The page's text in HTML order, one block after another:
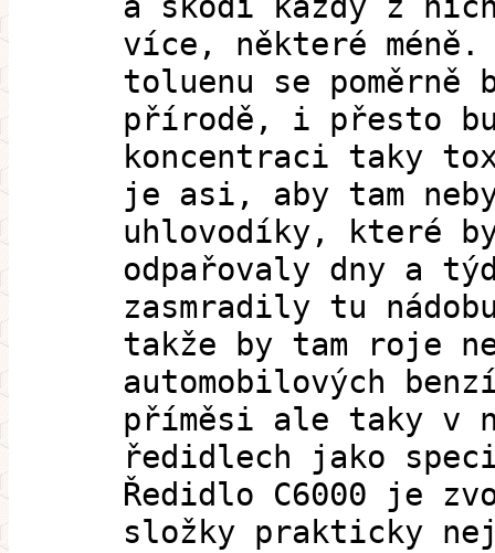
více, některé
toluenu se poměrně
přírodě, i přesto
koncentraci taky
je asi, aby tam
uhlovodíky, které
odpařovaly dny a
zasmradily tu
takže by tam roje
automobilových
příměsi ale taky v
ředidlech jako
Ředidlo C6000 je
složky prakticky